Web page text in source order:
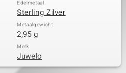
Edelmetaal
Sterling Zilver
Metaalgewicht
2,95 g
Merk
Juwelo